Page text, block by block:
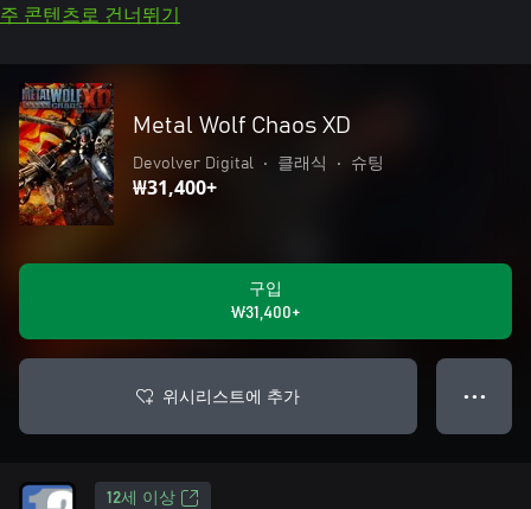
주 콘텐츠로 건너뛰기
Metal Wolf Chaos XD
Devolver Digital • 클래식 • 슈팅
₩31,400+
구입
₩31,400+
위시리스트에 추가 ● ● ●
12세 이상